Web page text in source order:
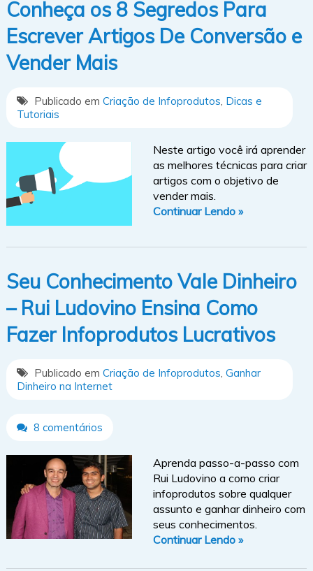
Conheça os 8 Segredos Para
Escrever Artigos De Conversão e
Vender Mais
Publicado em Criação de Infoprodutos Dicas e
Tutoriais
Neste artigo você irá aprender
as melhores técnicas para criar
artigos com o objetivo de
vender mais.
Continuar Lendo »
Seu Conhecimento Vale Dinheiro
– Rui Ludovino Ensina Como
Fazer Infoprodutos Lucrativos
Publicado em Criação de Infoprodutos Ganhar
Dinheiro na Internet
8 comentários
Aprenda passo-a-passo com
Rui Ludovino a como criar
infoprodutos sobre qualquer
assunto e ganhar dinheiro com
seus conhecimentos.
Continuar Lendo »